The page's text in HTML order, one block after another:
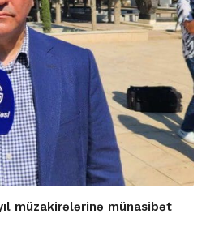
müzakirələrinə münasibət